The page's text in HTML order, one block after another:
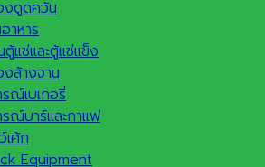
งดูดควัน
าหาร
ตู้แช่และตู้แช่แข็ง
งล้างจาน
ณ์เบเกอรี่
ณ์บาร์และกาแฟ
เค้ก
Equipment